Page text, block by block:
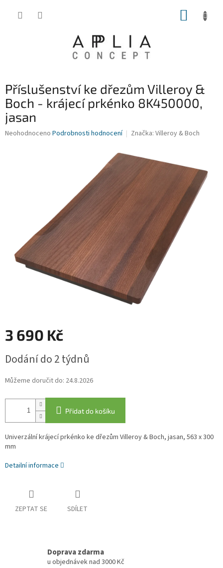
Příslušenství ke dřezům Villeroy &
Boch - krájecí prkénko 8K450000,
jasan
Průměrné
Neohodnoceno Podrobnosti hodnocení Značka: Villeroy & Boch
3 690 Kč
cena:
Dodání do 2 týdnů
Můžeme doručit do: 24.8.2026
Přidat do košíku
Univerzální krájecí prkénko ke dřezům Villeroy & Boch, jasan, 563 x 300
mm
Detailní informace
ZEPTAT SE SDÍLET
Doprava zdarma
u objednávek nad 3000 Kč